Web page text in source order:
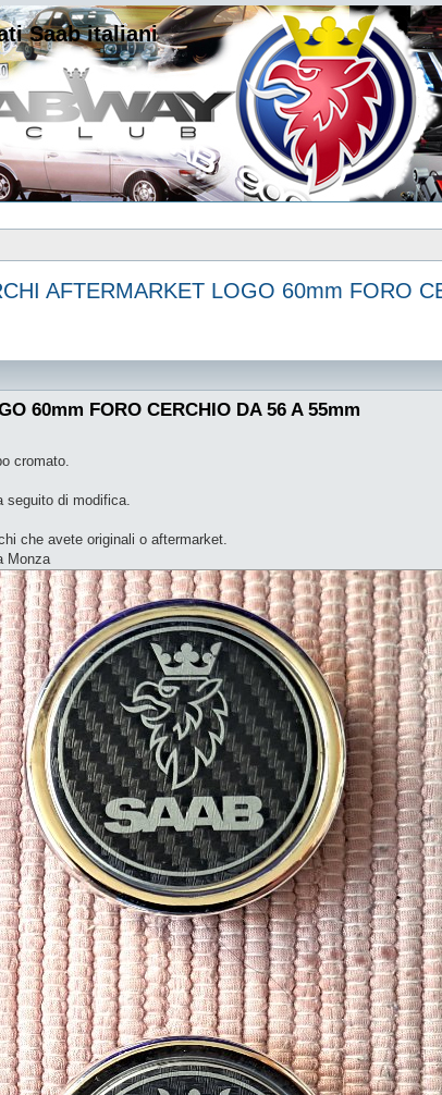
Saab italiani
AFTERMARKET LOGO 60mm FORO
60mm FORO CERCHIO DA 56 A 55mm
cromato.
seguito di modifica.
che avete originali o aftermarket.
Monza